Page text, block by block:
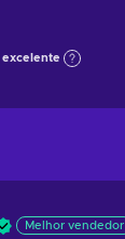
excelente
Melhor vendedor